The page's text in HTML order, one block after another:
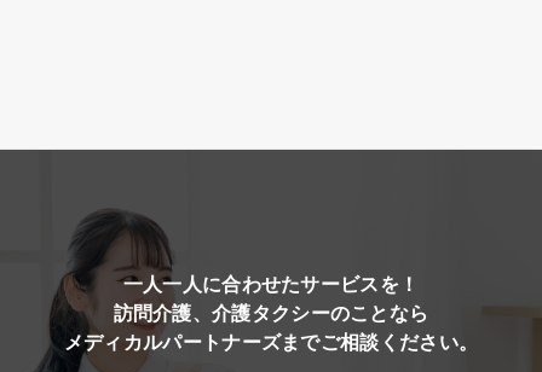
一人一人に合わせたサービスを！
訪問介護、介護タクシーのことなら
メディカルパートナーズまでご相談ください。